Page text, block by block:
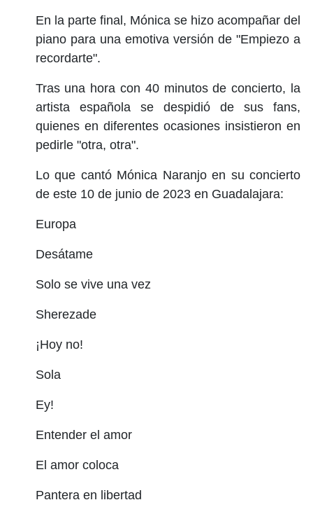
En la parte final, Mónica se hizo acompañar del
piano para una emotiva versión de "Empiezo a
recordarte".
Tras una hora con 40 minutos de concierto, la
artista española se despidió de sus fans,
quienes en diferentes ocasiones insistieron en
pedirle "otra, otra".
Lo que cantó Mónica Naranjo en su concierto
de este 10 de junio de 2023 en Guadalajara:
Europa
Desátame
Solo se vive una vez
Sherezade
¡Hoy no!
Sola
Ey!
Entender el amor
El amor coloca
Pantera en libertad